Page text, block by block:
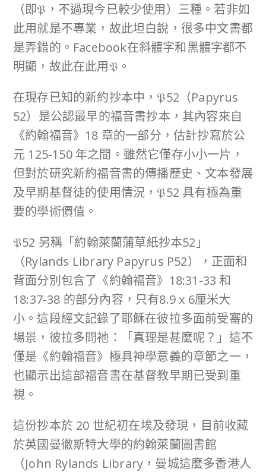
（即𝔓，不過現今已較少使用）三種。若非如
此用就是不專業，故此坦白說，很多中文書都
是弄錯的。Facebook在斜體字和黑體字都不
明顯，故此在此用𝔓。
在現存已知的新約抄本中，𝔓52（Papyrus
52）是公認最早的福音書抄本，其內容來自
《約翰福音》18 章的一部分，估計抄寫於公
元 125-150 年之間。雖然它僅存小小一片，
但對於研究新約福音書的傳播歷史、文本發展
及早期基督徒的使用情況，𝔓52 具有極為重
要的學術價值。
𝔓52 另稱「約翰萊蘭蒲草紙抄本52」
（Rylands Library Papyrus P52），正面和
背面分別包含了《約翰福音》18:31-33 和
18:37-38 的部分內容，只有8.9 x 6厘米大
小。這段經文記錄了耶穌在彼拉多面前受審的
場景，彼拉多問祂：「真理是甚麼呢？」這不
僅是《約翰福音》極具神學意義的章節之一，
也顯示出這部福音書在基督教早期已受到重
視。
這份抄本於 20 世紀初在埃及發現，目前收藏
於英國曼徹斯特大學的約翰萊蘭圖書館
（John Rylands Library，曼城這麼多香港人